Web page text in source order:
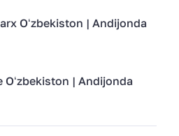
Oʻzbekiston | Andijonda
| Andijonda